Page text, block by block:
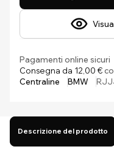
Pagamenti online sicuri
Consegna da 12,00 €
Centraline
BMW
Descrizione del prodotto